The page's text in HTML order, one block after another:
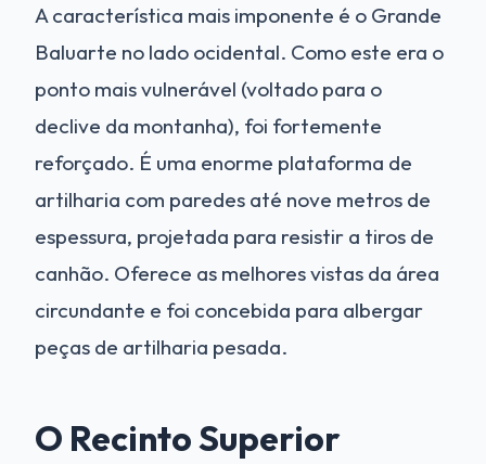
A característica mais imponente é o Grande
Baluarte no lado ocidental. Como este era o
ponto mais vulnerável (voltado para o
declive da montanha), foi fortemente
reforçado. É uma enorme plataforma de
artilharia com paredes até nove metros de
espessura, projetada para resistir a tiros de
canhão. Oferece as melhores vistas da área
circundante e foi concebida para albergar
peças de artilharia pesada.
O Recinto Superior